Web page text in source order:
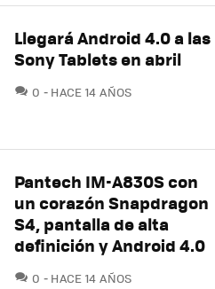
Llegará Android 4.0 a las
Sony Tablets en abril
0 COMENTARIOS
HACE 14 AÑOS
Pantech IM-A830S con
un corazón Snapdragon
S4, pantalla de alta
definición y Android 4.0
0 COMENTARIOS
HACE 14 AÑOS